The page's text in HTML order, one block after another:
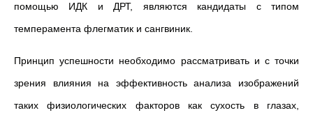
помощью ИДК и ДРТ, являются кандидаты с типом
темперамента флегматик и сангвиник.
Принцип успешности необходимо рассматривать и с точки
зрения влияния на эффективность анализа изображений
таких физиологических факторов как сухость в глазах,